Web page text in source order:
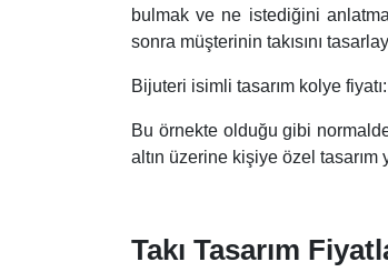
bulmak ve ne istediğini
sonra müşterinin takısını
Bijuteri isimli tasarım kolye
Bu örnekte olduğu gibi
altın üzerine kişiye özel tasarım
Takı Tasarım